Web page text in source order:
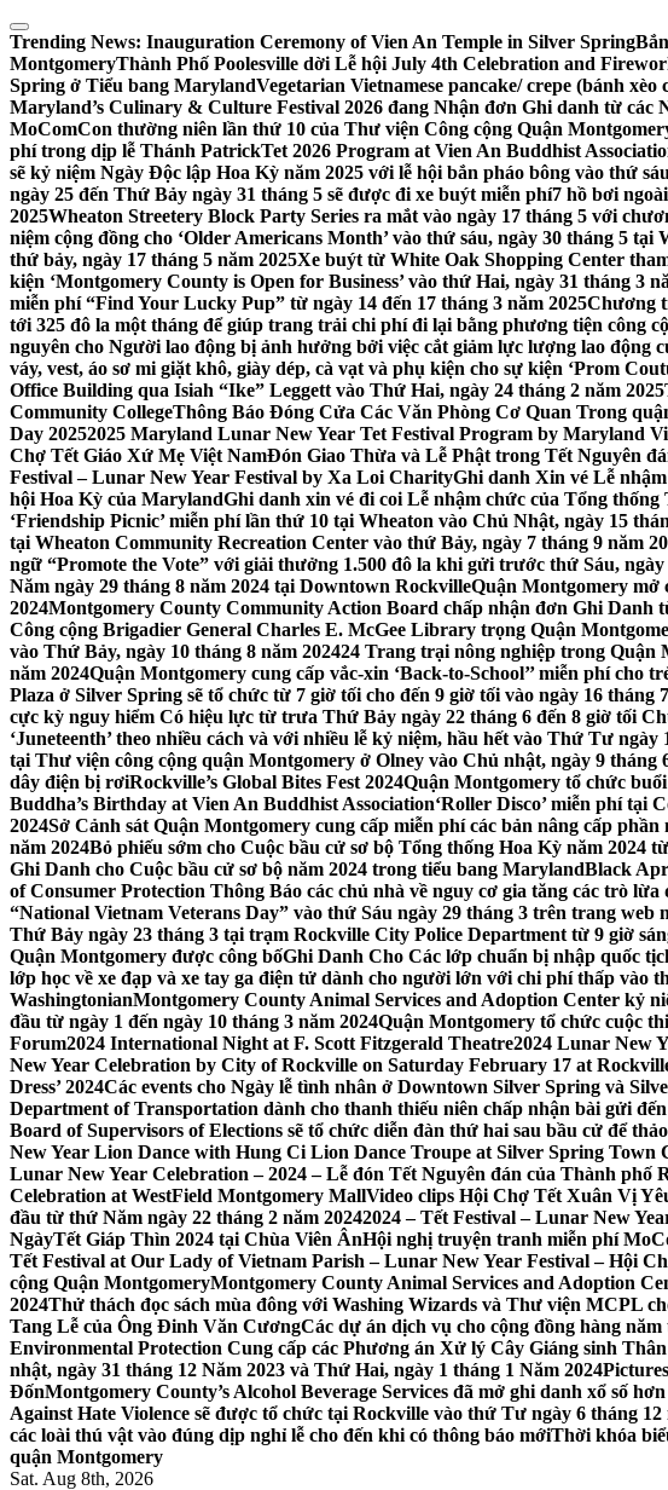
Skip
to
content
Trending News: Inauguration Ceremony of Vien An Temple in Silver Spring
MontgomeryThành Phố Poolesville dời Lễ hội July 4th Celebration and
Spring ở Tiểu bang MarylandVegetarian Vietnamese pancake/ crepe (bánh
Maryland’s Culinary & Culture Festival 2026 đang Nhận đơn Ghi danh từ
MoComCon thường niên lần thứ 10 của Thư viện Công cộng Quận
phí trong dịp lễ Thánh PatrickTet 2026 Program at Vien An Buddhist
sẽ kỷ niệm Ngày Độc lập Hoa Kỳ năm 2025 với lễ hội bắn pháo bông vào thứ
ngày 25 đến Thứ Bảy ngày 31 tháng 5 sẽ được đi xe buýt miễn phí7 hồ bơi
2025Wheaton Streetery Block Party Series ra mắt vào ngày 17 tháng 5 với
niệm cộng đồng cho ‘Older Americans Month’ vào thứ sáu, ngày 30 tháng 5
thứ bảy, ngày 17 tháng 5 năm 2025Xe buýt từ White Oak Shopping Center
kiện ‘Montgomery County is Open for Business’ vào thứ Hai, ngày 31 tháng 3
miễn phí “Find Your Lucky Pup” từ ngày 14 đến 17 tháng 3 năm 2025Chương
tới 325 đô la một tháng để giúp trang trải chi phí đi lại bằng phương tiện công
nguyên cho Người lao động bị ảnh hưởng bởi việc cắt giảm lực lượng lao động
váy, vest, áo sơ mi giặt khô, giày dép, cà vạt và phụ kiện cho sự kiện ‘Prom
Office Building qua Isiah “Ike” Leggett vào Thứ Hai, ngày 24 tháng 2 năm 2025
Community CollegeThông Báo Đóng Cửa Các Văn Phòng Cơ Quan Trong
Day 20252025 Maryland Lunar New Year Tet Festival Program by Maryland
Chợ Tết Giáo Xứ Mẹ Việt NamĐón Giao Thừa và Lễ Phật trong Tết Nguyên
Festival – Lunar New Year Festival by Xa Loi CharityGhi danh Xin vé Lễ
hội Hoa Kỳ của MarylandGhi danh xin vé đi coi Lễ nhậm chức của Tổng
‘Friendship Picnic’ miễn phí lần thứ 10 tại Wheaton vào Chủ Nhật, ngày 15
tại Wheaton Community Recreation Center vào thứ Bảy, ngày 7 tháng 9 năm
ngữ “Promote the Vote” với giải thưởng 1.500 đô la khi gửi trước thứ Sáu, ngày
Năm ngày 29 tháng 8 năm 2024 tại Downtown RockvilleQuận Montgomery mở
2024Montgomery County Community Action Board chấp nhận đơn Ghi Danh
Công cộng Brigadier General Charles E. McGee Library trọng Quận
vào Thứ Bảy, ngày 10 tháng 8 năm 202424 Trang trại nông nghiệp trong Quận
năm 2024Quận Montgomery cung cấp vắc-xin ‘Back-to-School’’ miễn phí cho
Plaza ở Silver Spring sẽ tổ chức từ 7 giờ tối cho đến 9 giờ tối vào ngày 16 tháng
cực kỳ nguy hiểm Có hiệu lực từ trưa Thứ Bảy ngày 22 tháng 6 đến 8 giờ tối
‘Juneteenth’ theo nhiều cách và với nhiều lễ kỷ niệm, hầu hết vào Thứ Tư ngày
tại Thư viện công cộng quận Montgomery ở Olney vào Chủ nhật, ngày 9 tháng
dây điện bị rơiRockville’s Global Bites Fest 2024Quận Montgomery tổ chức
Buddha’s Birthday at Vien An Buddhist Association‘Roller Disco’ miễn phí tại
2024Sở Cảnh sát Quận Montgomery cung cấp miễn phí các bản nâng cấp
năm 2024Bỏ phiếu sớm cho Cuộc bầu cử sơ bộ Tổng thống Hoa Kỳ năm 2024
Ghi Danh cho Cuộc bầu cử sơ bộ năm 2024 trong tiểu bang MarylandBlack
of Consumer Protection Thông Báo các chủ nhà về nguy cơ gia tăng các trò lừa
“National Vietnam Veterans Day” vào thứ Sáu ngày 29 tháng 3 trên trang web
Thứ Bảy ngày 23 tháng 3 tại trạm Rockville City Police Department từ 9 giờ
Quận Montgomery được công bốGhi Danh Cho Các lớp chuẩn bị nhập quốc
lớp học về xe đạp và xe tay ga điện tử dành cho người lớn với chi phí thấp vào
WashingtonianMontgomery County Animal Services and Adoption Center kỷ
đầu từ ngày 1 đến ngày 10 tháng 3 năm 2024Quận Montgomery tổ chức cuộc
Forum2024 International Night at F. Scott Fitzgerald Theatre2024 Lunar New
New Year Celebration by City of Rockville on Saturday February 17 at
Dress’ 2024Các events cho Ngày lễ tình nhân ở Downtown Silver Spring và
Department of Transportation dành cho thanh thiếu niên chấp nhận bài gửi
Board of Supervisors of Elections sẽ tổ chức diễn đàn thứ hai sau bầu cử để
New Year Lion Dance with Hung Ci Lion Dance Troupe at Silver Spring Town
Lunar New Year Celebration – 2024 – Lễ đón Tết Nguyên đán của Thành phố
Celebration at WestField Montgomery MallVideo clips Hội Chợ Tết Xuân Vị
đầu từ thứ Năm ngày 22 tháng 2 năm 20242024 – Tết Festival – Lunar New
NgàyTết Giáp Thìn 2024 tại Chùa Viên ÂnHội nghị truyện tranh miễn phí
Tết Festival at Our Lady of Vietnam Parish – Lunar New Year Festival – Hội
cộng Quận MontgomeryMontgomery County Animal Services and Adoption
2024Thử thách đọc sách mùa đông với Washing Wizards và Thư viện MCPL
Tang Lễ của Ông Đinh Văn CươngCác dự án dịch vụ cho cộng đồng hàng
Environmental Protection Cung cấp các Phương án Xử lý Cây Giáng sinh
nhật, ngày 31 tháng 12 Năm 2023 và Thứ Hai, ngày 1 tháng 1 Năm 2024
ĐốnMontgomery County’s Alcohol Beverage Services đã mở ghi danh xổ số
Against Hate Violence sẽ được tổ chức tại Rockville vào thứ Tư ngày 6 tháng 12
các loài thú vật vào đúng dịp nghỉ lễ cho đến khi có thông báo mớiThời khóa
quận Montgomery
Sat. Aug 8th, 2026